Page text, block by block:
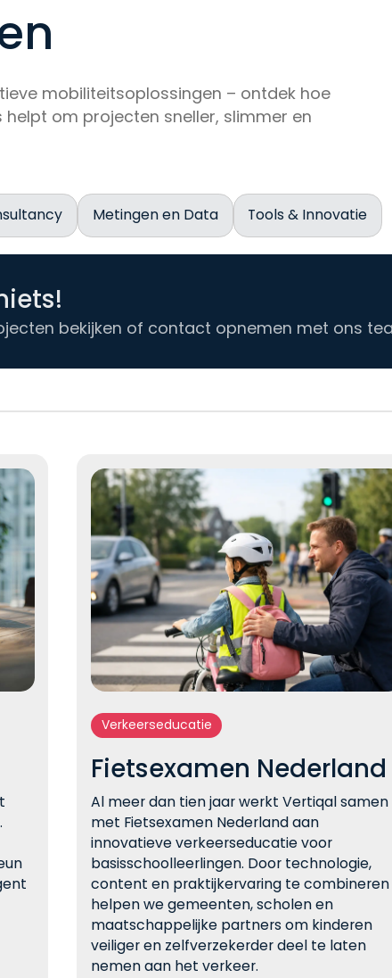
mobiliteitsoplossingen – ontdek hoe
om projecten sneller, slimmer en
Metingen en Data Tools & Innovatie
bekijken of contact opnemen met ons
Verkeerseducatie
Fietsexamen Nederland
Al meer dan tien jaar werkt Vertiqal samen
met Fietsexamen Nederland aan
innovatieve verkeerseducatie voor
basisschoolleerlingen. Door technologie,
content en praktijkervaring te combineren
helpen we gemeenten, scholen en
maatschappelijke partners om kinderen
veiliger en zelfverzekerder deel te laten
nemen aan het verkeer.